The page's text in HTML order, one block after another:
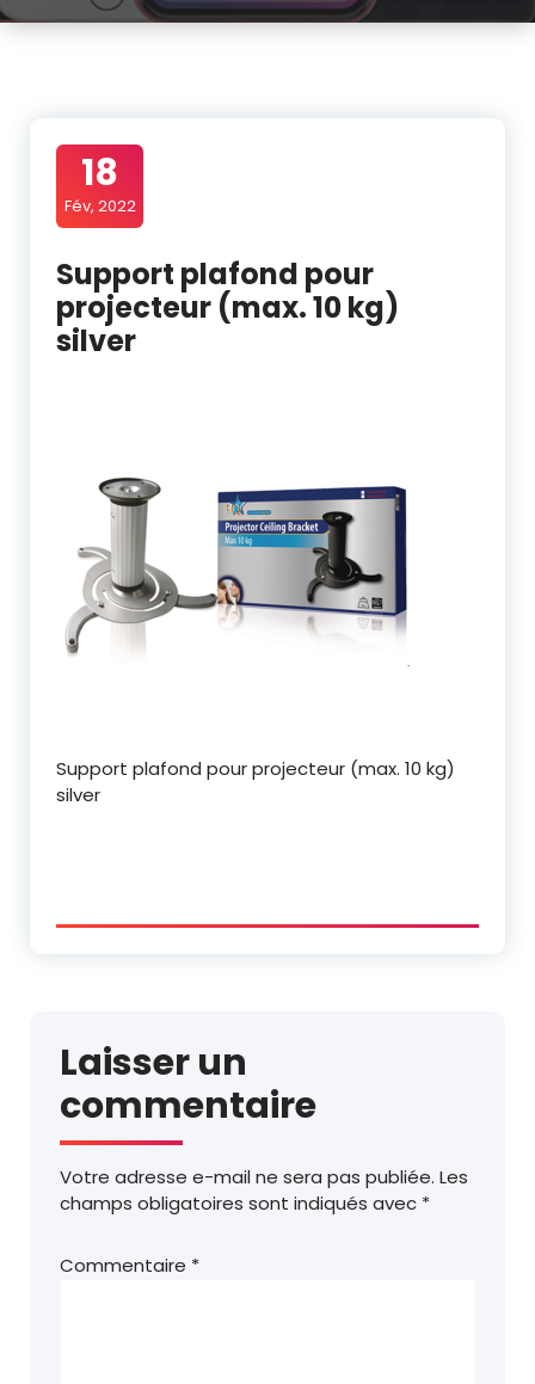
18
Fév, 2022
Support plafond pour
projecteur (max. 10 kg)
silver
Support plafond pour projecteur (max. 10 kg)
silver
Laisser un
commentaire
Votre adresse e-mail ne sera pas publiée. Les
champs obligatoires sont indiqués avec *
Commentaire *